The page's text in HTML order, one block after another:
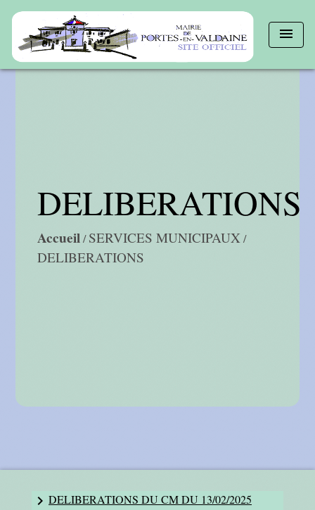
menu
DELIBERATIONS
Accueil/SERVICES MUNICIPAUX /
DELIBERATIONS
keyboard_arrow_right DELIBERATIONS DU CM DU 13/02/2025